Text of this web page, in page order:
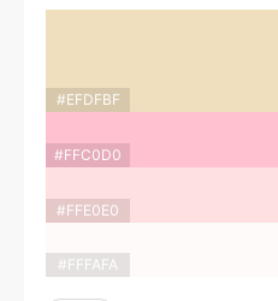
#EFDFBF
#FFC0D0
#FFE0E0
#FFFAFA